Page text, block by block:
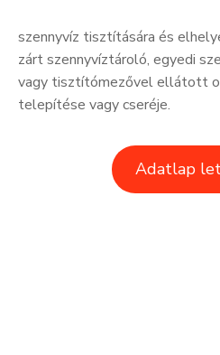
szennyvíz tisztítására és
zárt szennyvíztároló, egyedi
vagy tisztítómezővel ellátott
telepítése vagy cseréje.
Adatlap